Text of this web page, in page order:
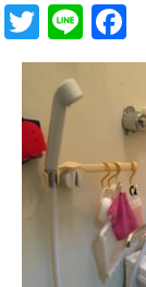
T
wi
tt
er
Li
n a
e
b
o
o
k